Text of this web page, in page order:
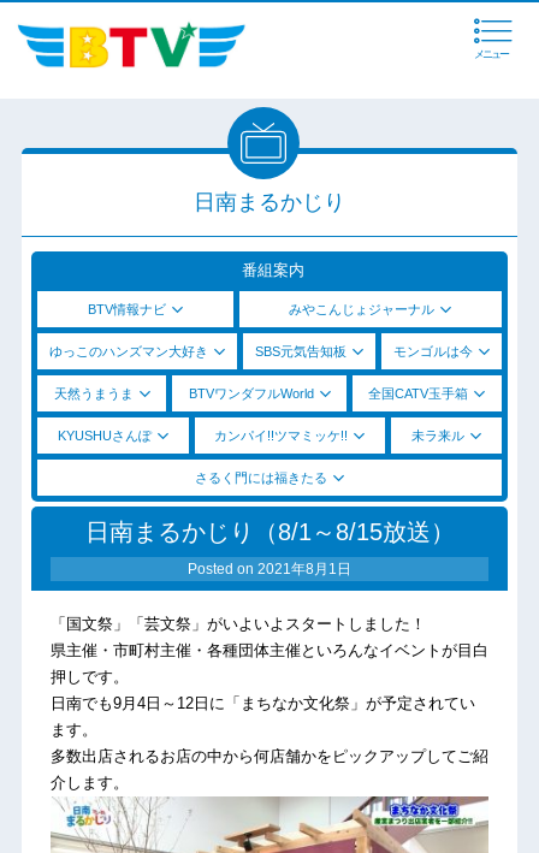
メニュー
日南まるかじり
番組案内
BTV情報ナビ みやこんじょジャーナル
ゆっこのハンズマン大好き SBS元気告知板 モンゴルは今
天然うまうま BTVワンダフルWorld 全国CATV玉手箱
KYUSHUさんぽ カンパイ!!ツマミッケ!! 未ラ来ル
さるく門には福きたる
日南まるかじり（8/1～8/15放送）
Posted on 2021年8月1日
「国文祭」「芸文祭」がいよいよスタートしました！
県主催・市町村主催・各種団体主催といろんなイベントが目白
押しです。
日南でも9月4日～12日に「まちなか文化祭」が予定されてい
ます。
多数出店されるお店の中から何店舗かをピックアップしてご紹
介します。